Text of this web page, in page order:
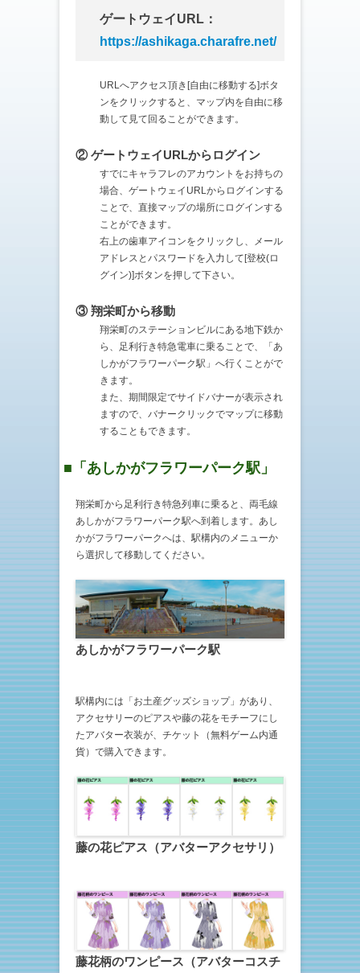
ゲートウェイURL：
https://ashikaga.charafre.net/
URLへアクセス頂き[自由に移動する]ボタ
ンをクリックすると、マップ内を自由に移
動して見て回ることができます。
② ゲートウェイURLからログイン
すでにキャラフレのアカウントをお持ちの
場合、ゲートウェイURLからログインする
ことで、直接マップの場所にログインする
ことができます。
右上の歯車アイコンをクリックし、メール
アドレスとパスワードを入力して[登校(ロ
グイン)]ボタンを押して下さい。
③ 翔栄町から移動
翔栄町のステーションビルにある地下鉄か
ら、足利行き特急電車に乗ることで、「あ
しかがフラワーパーク駅」へ行くことがで
きます。
また、期間限定でサイドバナーが表示され
ますので、バナークリックでマップに移動
することもできます。
■「あしかがフラワーパーク駅」
翔栄町から足利行き特急列車に乗ると、両毛線
あしかがフラワーパーク駅へ到着します。あし
かがフラワーパークへは、駅構内のメニューか
ら選択して移動してください。
あしかがフラワーパーク駅
駅構内には「お土産グッズショップ」があり、
アクセサリーのピアスや藤の花をモチーフにし
たアバター衣装が、チケット（無料ゲーム内通
貨）で購入できます。
藤の花ピアス（アバターアクセサリ）
藤花柄のワンピース（アバターコスチ